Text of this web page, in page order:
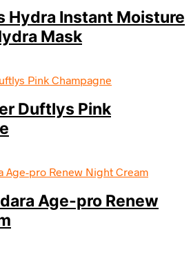
Hydra Instant Moisture
Mask
Duftlys Pink
Age-pro Renew